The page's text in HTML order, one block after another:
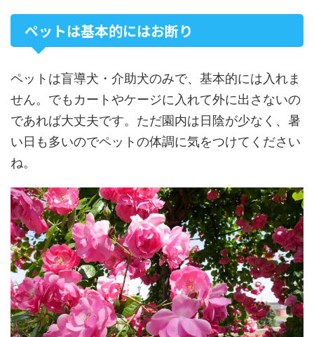
ペットは基本的にはお断り
ペットは盲導犬・介助犬のみで、基本的には入れま
せん。でもカートやケージに入れて外に出さないの
であれば大丈夫です。ただ園内は日陰が少なく、暑
い日も多いのでペットの体調に気をつけてください
ね。